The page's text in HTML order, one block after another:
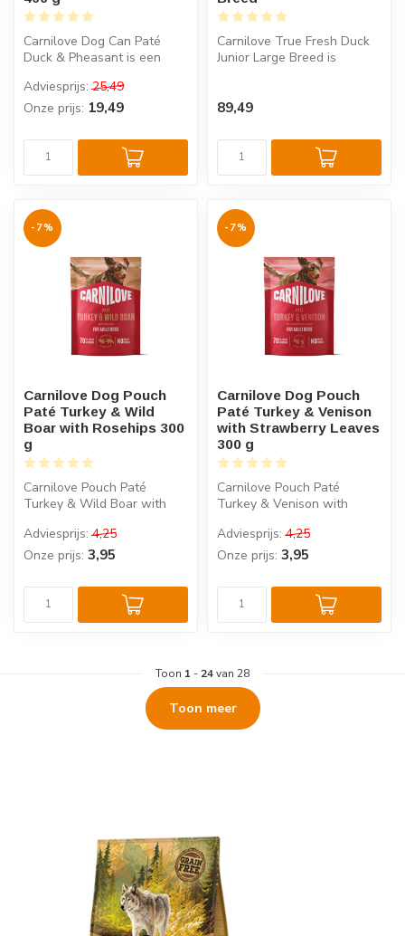
Carnilove Dog Can Paté
Duck & Pheasant is een
fazant...
Adviesprijs: 25,49
Onze prijs: 19,49
Carnilove True Fresh Duck
Junior Large Breed is
89,49
-7%
Carnilove Dog Pouch
Paté Turkey & Wild
Boar with Rosehips 300
g
Carnilove Pouch Paté
Turkey & Wild Boar with
natvoer voor v...
Adviesprijs: 4,25
Onze prijs: 3,95
-7%
Carnilove Dog Pouch
Paté Turkey & Venison
with Strawberry Leaves
300 g
Carnilove Pouch Paté
Turkey & Venison with
compleet natvoer...
Adviesprijs: 4,25
Onze prijs: 3,95
Toon 1 - 24van 28
Toon meer